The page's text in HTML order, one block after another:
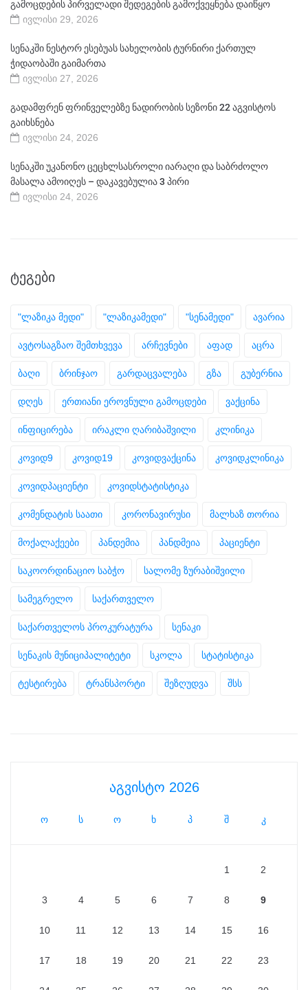
გამოცდების პირველადი შედეგების გამოქვეყნება დაიწყო
ივლისი 29, 2026
სენაკში ნესტორ ესებუას სახელობის ტურნირი ქართულ
ჭიდაობაში გაიმართა
ივლისი 27, 2026
გადამფრენ ფრინველებზე ნადირობის სეზონი 22 აგვისტოს
გაიხსნება
ივლისი 24, 2026
სენაკში უკანონო ცეცხლსასროლი იარაღი და საბრძოლო
მასალა ამოიღეს – დაკავებულია 3 პირი
ივლისი 24, 2026
ᲢᲔᲒᲔᲑᲘ
"ლაზიკა მედი" "ლაზიკამედი" "სენამედი" ავარია
ავტოსაგზაო შემთხვევა არჩევნები აფად აცრა
ბაღი ბრინჯაო გარდაცვალება გზა გუბერნია
დღეს ერთიანი ეროვნული გამოცდები ვაქცინა
ინფიცირება ირაკლი ღარიბაშვილი კლინიკა
კოვიდ9 კოვიდ19 კოვიდვაქცინა კოვიდკლინიკა
კოვიდპაციენტი კოვიდსტატისტიკა
კომენდატის საათი კორონავირუსი მალხაზ თორია
მოქალაქეები პანდემია პანდმეია პაციენტი
საკოორდინაციო საბჭო სალომე ზურაბიშვილი
სამეგრელო საქართველო
საქართველოს პროკურატურა სენაკი
სენაკის მუნიციპალიტეტი სკოლა სტატისტიკა
ტესტირება ტრანსპორტი შეზღუდვა შსს
აგვისტო 2026
ო ს ო ხ პ შ კ
1 2
3 4 5 6 7 8 9
10 11 12 13 14 15 16
17 18 19 20 21 22 23